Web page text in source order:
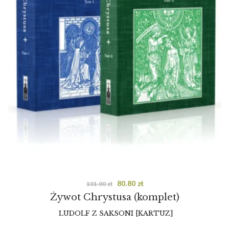
Żywot Chrystusa (komplet)
LUDOLF Z SAKSONI [KARTUZ]
101.00zł 80.80 zł